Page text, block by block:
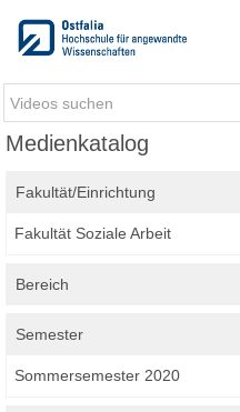
Medienkatalog
Fakultät/Einrichtung
Fakultät Soziale Arbeit
Bereich
Semester
Sommersemester 2020